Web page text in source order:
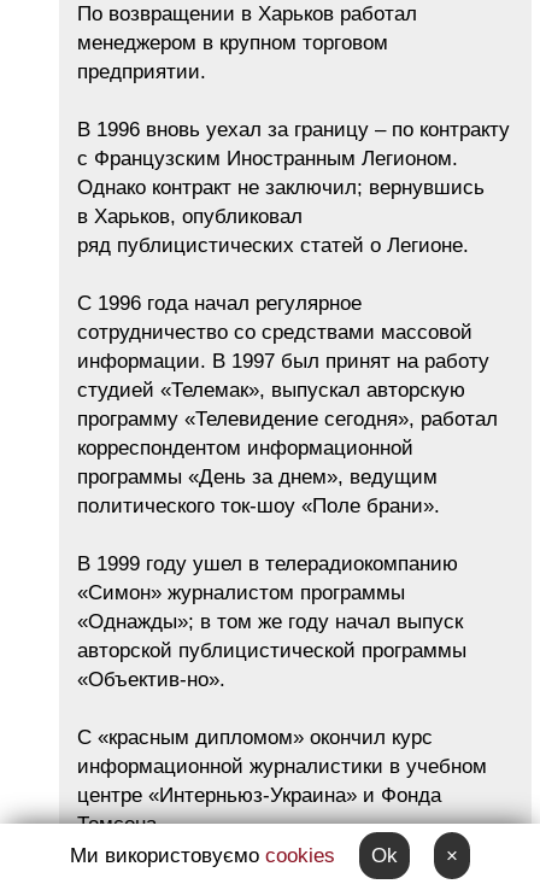
По возвращении в Харьков работал
менеджером в крупном торговом
предприятии.
В 1996 вновь уехал за границу – по контракту
с Французским Иностранным Легионом.
Однако контракт не заключил; вернувшись
в Харьков, опубликовал
ряд публицистических статей о Легионе.
С 1996 года начал регулярное
сотрудничество со средствами массовой
информации. В 1997 был принят на работу
студией «Телемак», выпускал авторскую
программу «Телевидение сегодня», работал
корреспондентом информационной
программы «День за днем», ведущим
политического ток-шоу «Поле брани».
В 1999 году ушел в телерадиокомпанию
«Симон» журналистом программы
«Однажды»; в том же году начал выпуск
авторской публицистической программы
«Объектив-но».
С «красным дипломом» окончил курс
информационной журналистики в учебном
центре «Интерньюз-Украина» и Фонда
Томсона.
Женат, имеет сына и дочь. Жена – Виола
Ми використовуємо cookies Ok ×